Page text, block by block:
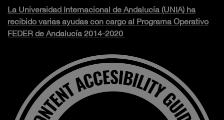
La Universidad Internacional de Andalucía (UNIA) ha
recibido varias ayudas con cargo al Programa Operativo
FEDER de Andalucía 2014-2020